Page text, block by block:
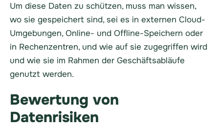
Um diese Daten zu schützen, muss man wissen,
wo sie gespeichert sind, sei es in externen Cloud-
Umgebungen, Online- und Offline-Speichern oder
in Rechenzentren, und wie auf sie zugegriffen wird
und wie sie im Rahmen der Geschäftsabläufe
genutzt werden.
Bewertung von
Datenrisiken